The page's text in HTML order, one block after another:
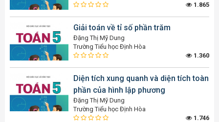
1.865
Giải toán về tỉ số phần trăm
Đặng Thị Mỹ Dung
Trường Tiểu học Định Hòa
1.360
Diện tích xung quanh và diện tích toàn
phần của hình lập phương
Đặng Thị Mỹ Dung
Trường Tiểu học Định Hòa
1.746